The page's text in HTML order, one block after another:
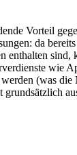
Vorteil
da
enthalten sind,
wie
(was die
grundsätzlich